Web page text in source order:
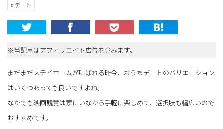
# デート
※当記事はアフィリエイト広告を含みます。
まだまだステイホームが叫ばれる昨今、おうちデートのバリエーション
はいくつあっても良いですよね。
なかでも映画観賞は家にいながら手軽に楽しめて、選択肢も幅広いので
おすすめです。